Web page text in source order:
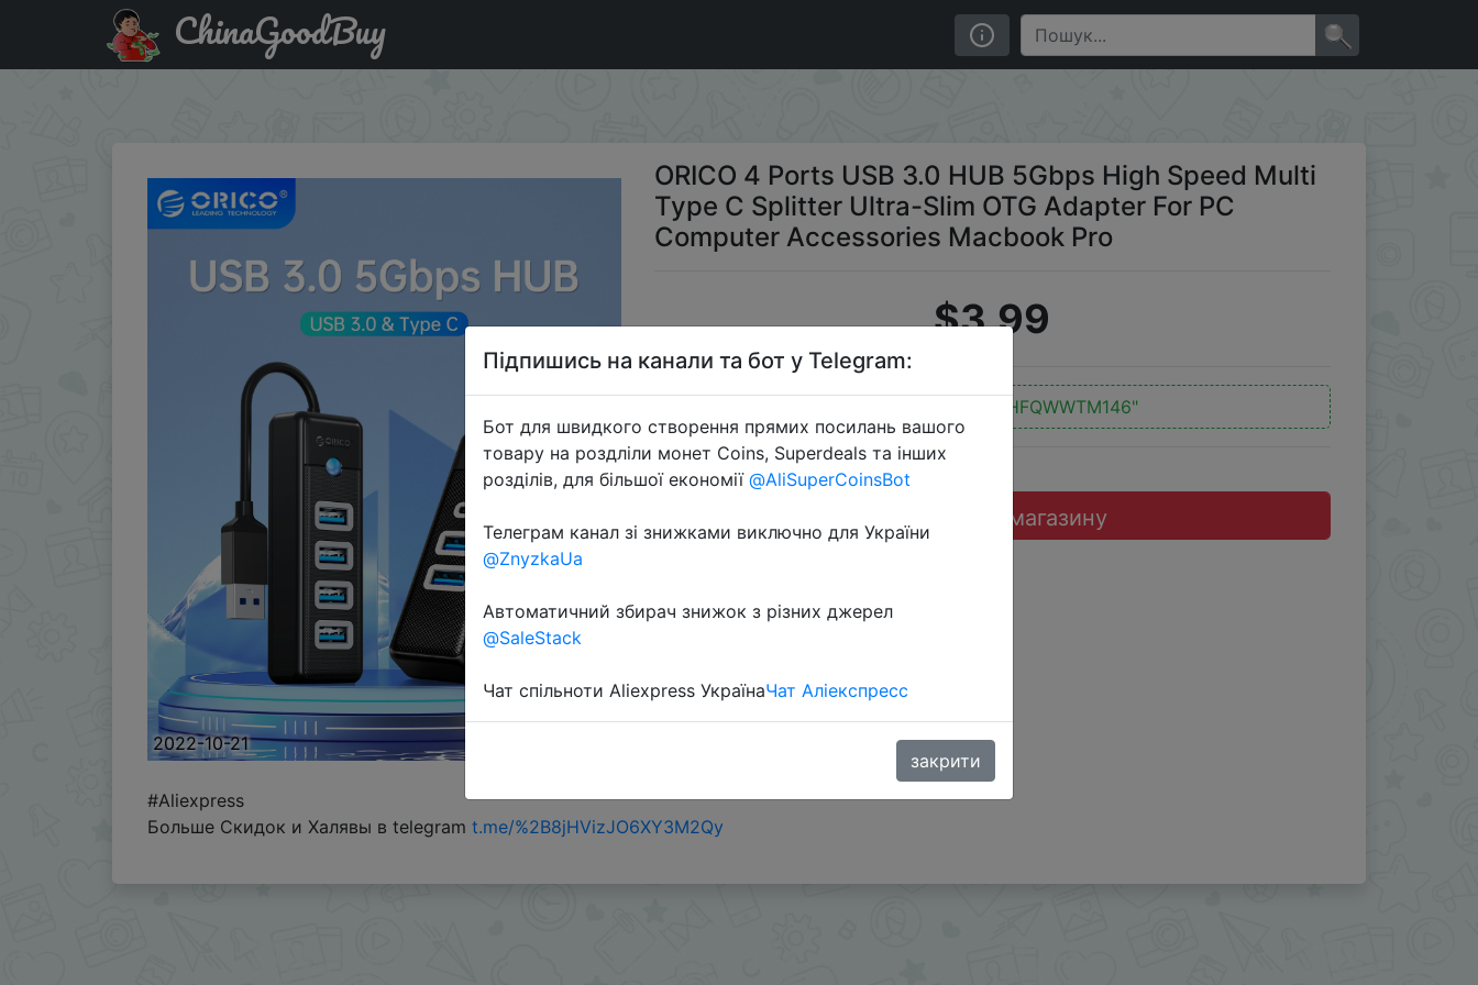
Промокод на знижку 6IHFQWWTM146 ORICO 4 Ports USB 3.0 HUB 5Gbps High Speed Multi Type C Splitter Ultra-Slim OTG Adapter For PC Computer Accessories Macbook
ChinaGoodBuy
2022-10-21
ORICO 4 Ports USB 3.0 HUB 5Gbps High Speed Multi
Type C Splitter Ultra-Slim OTG Adapter For PC
Computer Accessories Macbook Pro
$3.99
"6IHFQWWTM146"
Перейти до магазину
#Aliexpress
Больше Скидок и Халявы в telegram t.me/%2B8jHVizJO6XY3M2Qy
Підпишись на канали та бот у Telegram:
Бот для швидкого створення прямих посилань вашого
товару на роздліли монет Coins, Superdeals та інших
розділів, для більшої економії @AliSuperCoinsBot
Телеграм канал зі знижками виключно для України
@ZnyzkaUa
Автоматичний збирач знижок з різних джерел
@SaleStack
Чат спільноти Aliexpress УкраїнаЧат Аліекспресс
закрити